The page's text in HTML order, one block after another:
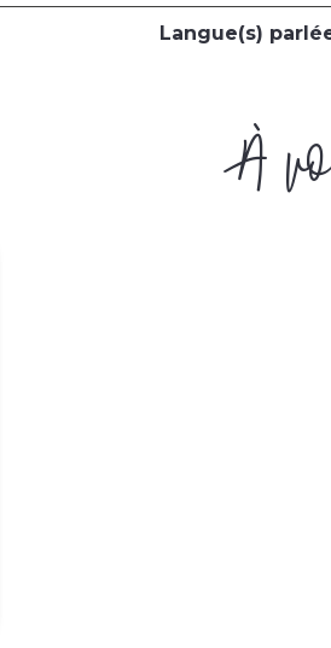
Langue(s)
À